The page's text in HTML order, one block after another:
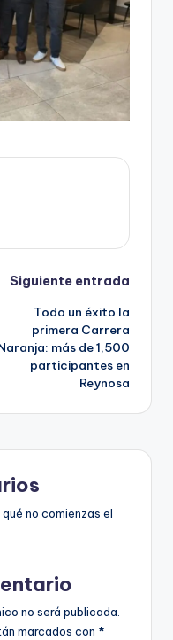
Siguiente entrada
Todo un éxito la
primera Carrera
más de 1,500
participantes en
Reynosa
no comienzas el
no será publicada.
marcados con *